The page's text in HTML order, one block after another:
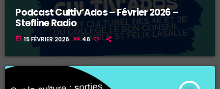
Podcast Cultiv’Ados – Février 2026 –
Stefline Radio
today 15 FÉVRIER 2026 46